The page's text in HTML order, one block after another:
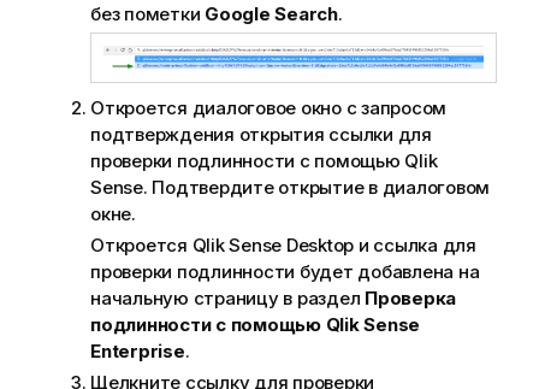
без пометки Google Search.
Откроется диалоговое окно с запросом
подтверждения открытия ссылки для
проверки подлинности с помощью Qlik
Sense. Подтвердите открытие в диалоговом
окне.
Откроется Qlik Sense Desktop и ссылка для
проверки подлинности будет добавлена на
начальную страницу в раздел Проверка
подлинности с помощью Qlik Sense
Enterprise.
Щелкните ссылку для проверки